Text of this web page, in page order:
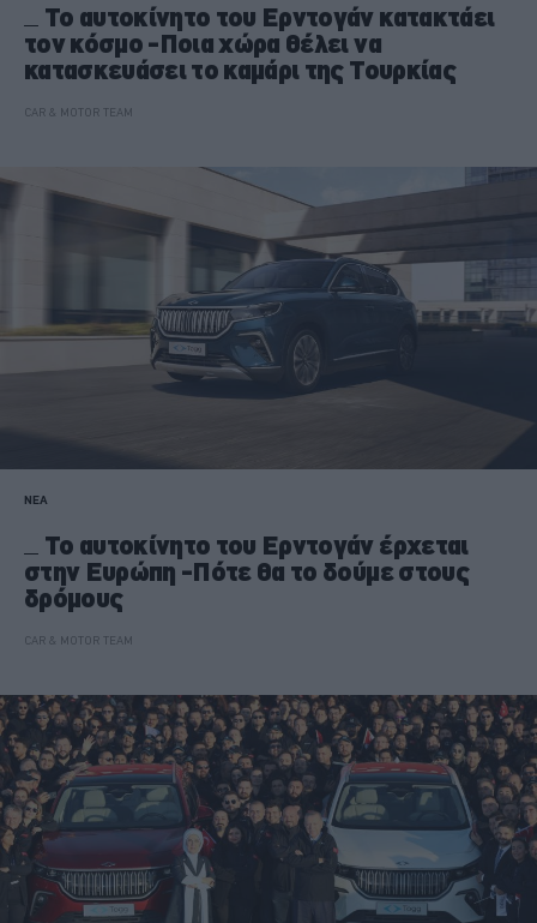
Το αυτοκίνητο του Ερντογάν κατακτάει
τον κόσμο -Ποια χώρα θέλει να
κατασκευάσει το καμάρι της Τουρκίας
CAR & MOTOR TEAM
ΝΕΑ
Το αυτοκίνητο του Ερντογάν έρχεται
στην Ευρώπη -Πότε θα το δούμε στους
δρόμους
CAR & MOTOR TEAM